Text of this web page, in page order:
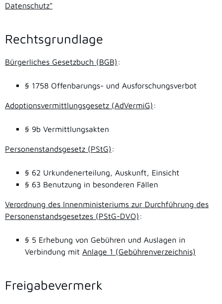
Datenschutz"
Rechtsgrundlage
Bürgerliches Gesetzbuch (BGB) :
§ 1758 Offenbarungs- und Ausforschungsverbot
Adoptionsvermittlungsgesetz (AdVermiG) :
§ 9b Vermittlungsakten
Personenstandsgesetz (PStG) :
§ 62 Urkundenerteilung, Auskunft, Einsicht
§ 63 Benutzung in besonderen Fällen
Verordnung des Innenministeriums zur Durchführung des
Personenstandsgesetzes (PStG-DVO) :
§ 5 Erhebung von Gebühren und Auslagen in
Verbindung mit Anlage 1 (Gebührenverzeichnis)
Freigabevermerk